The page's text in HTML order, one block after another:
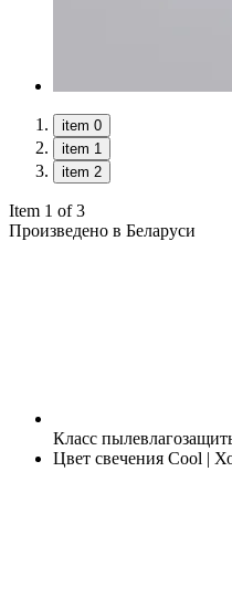
item 0
item 1
item 2
Item 1 of 3
Произведено в Беларуси
Класс
Цвет свечения Cool |